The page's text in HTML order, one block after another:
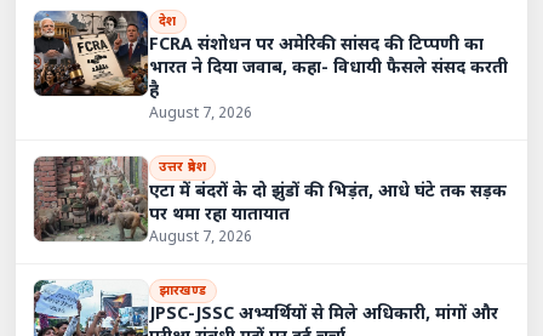
देश
FCRA संशोधन पर अमेरिकी सांसद की टिप्पणी का
भारत ने दिया जवाब, कहा- विधायी फैसले संसद करती
है
August 7, 2026
उत्तर प्रदेश
एटा में बंदरों के दो झुंडों की भिड़ंत, आधे घंटे तक सड़क
पर थमा रहा यातायात
August 7, 2026
झारखण्ड
JPSC-JSSC अभ्यर्थियों से मिले अधिकारी, मांगों और